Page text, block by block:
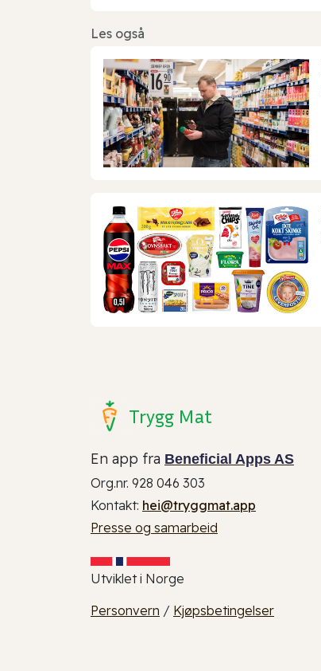
Les også
Trygg Mat
En app fra Beneficial Apps AS
Org.nr. 928 046 303
Kontakt: hei@tryggmat.app
Presse og samarbeid
Utviklet i Norge
Personvern / Kjøpsbetingelser